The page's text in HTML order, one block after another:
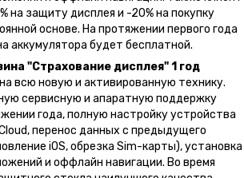
на защиту дисплея и -20% на покупку
основе. На протяжении первого года
аккумулятора будет бесплатной.
"Страхование дисплея" 1 год
всю новую и активированную технику.
сервисную и апаратную поддержку
года, полную настройку устройства
перенос данных с предыдущего
iOS, обрезка Sim-карты), установка
и оффлайн навигации. Во время